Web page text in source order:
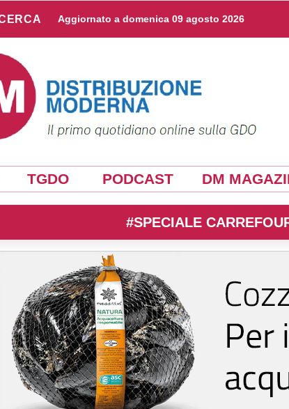
Aggiornato a domenica 09 agosto 2026
TGDO PODCAST DM
#SPECIALE